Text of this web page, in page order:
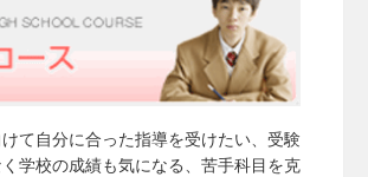
て自分に合った指導を受けたい、受験
学校の成績も気になる、苦手科目を克